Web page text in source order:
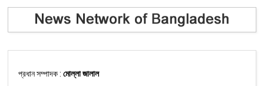
প্রধান সম্পাদক :মোল্লা জালাল